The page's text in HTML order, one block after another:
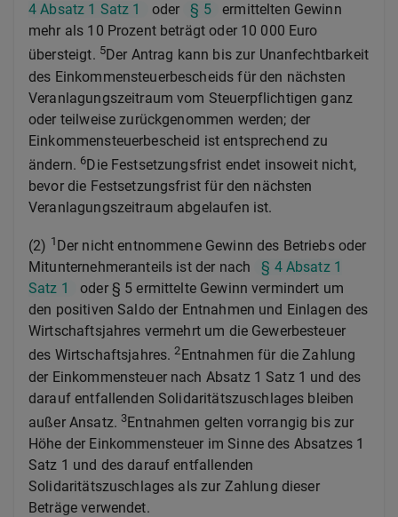
4 Absatz 1 Satz 1
oder § 5
ermittelten Gewinn
mehr als 10 Prozent beträgt oder 10 000 Euro
übersteigt. 5Der Antrag kann bis zur Unanfechtbarkeit
des Einkommensteuerbescheids für den nächsten
Veranlagungszeitraum vom Steuerpflichtigen ganz
oder teilweise zurückgenommen werden; der
Einkommensteuerbescheid ist entsprechend zu
ändern. 6Die Festsetzungsfrist endet insoweit nicht,
bevor die Festsetzungsfrist für den nächsten
Veranlagungszeitraum abgelaufen ist.
(2) 1 Der nicht entnommene Gewinn des Betriebs oder
Mitunternehmeranteils ist der nach
§ 4 Absatz 1
Satz 1
oder § 5 ermittelte Gewinn vermindert um
den positiven Saldo der Entnahmen und Einlagen des
Wirtschaftsjahres vermehrt um die Gewerbesteuer
des Wirtschaftsjahres.2 Entnahmen für die Zahlung
der Einkommensteuer nach Absatz 1 Satz 1 und des
darauf entfallenden Solidaritätszuschlages bleiben
außer Ansatz. 3Entnahmen gelten vorrangig bis zur
Höhe der Einkommensteuer im Sinne des Absatzes 1
Satz 1 und des darauf entfallenden
Solidaritätszuschlages als zur Zahlung dieser
Beträge verwendet.